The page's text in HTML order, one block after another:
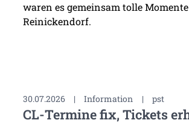
waren es gemeinsam tolle
Reinickendorf.
30.07.2026 | Information | pst
CL-Termine fix, Tickets